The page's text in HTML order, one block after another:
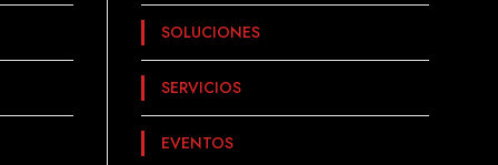
SOLUCIONES
SERVICIOS
EVENTOS